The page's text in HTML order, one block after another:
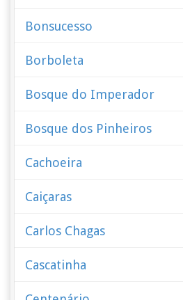
Bonsucesso
Borboleta
Bosque do Imperador
Bosque dos Pinheiros
Cachoeira
Caiçaras
Carlos Chagas
Cascatinha